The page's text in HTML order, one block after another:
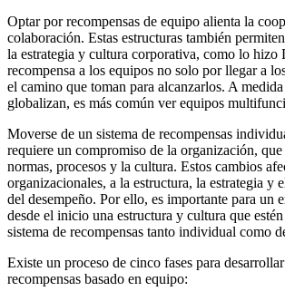
Optar por recompensas de equipo alienta la
colaboración. Estas estructuras también
la estrategia y cultura corporativa, como lo
recompensa a los equipos no solo por llegar a
el camino que toman para alcanzarlos. A
globalizan, es más común ver equipos
Moverse de un sistema de recompensas
requiere un compromiso de la organización,
normas, procesos y la cultura. Estos cambios
organizacionales, a la estructura, la estrategia y
del desempeño. Por ello, es importante para un
desde el inicio una estructura y cultura que
sistema de recompensas tanto individual como
Existe un proceso de cinco fases para
recompensas basado en equipo: